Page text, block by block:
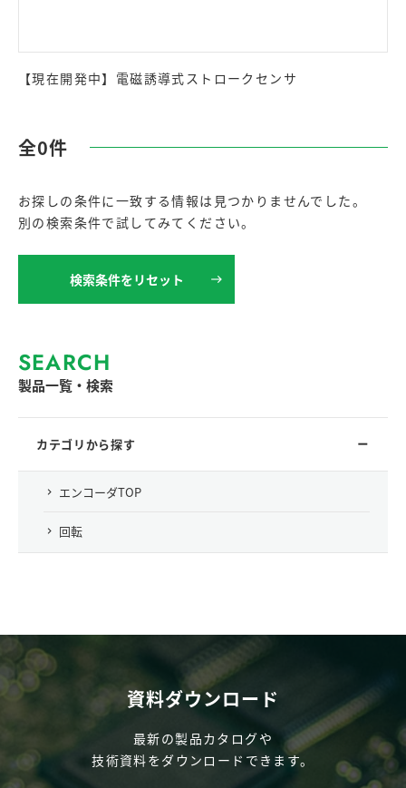
【現在開発中】電磁誘導式ストロークセンサ
全0件
お探しの条件に一致する情報は見つかりませんでした。
別の検索条件で試してみてください。
検索条件をリセット
SEARCH
製品一覧・検索
カテゴリから探す
エンコーダTOP
回転
資料ダウンロード
最新の製品カタログや
技術資料をダウンロードできます。